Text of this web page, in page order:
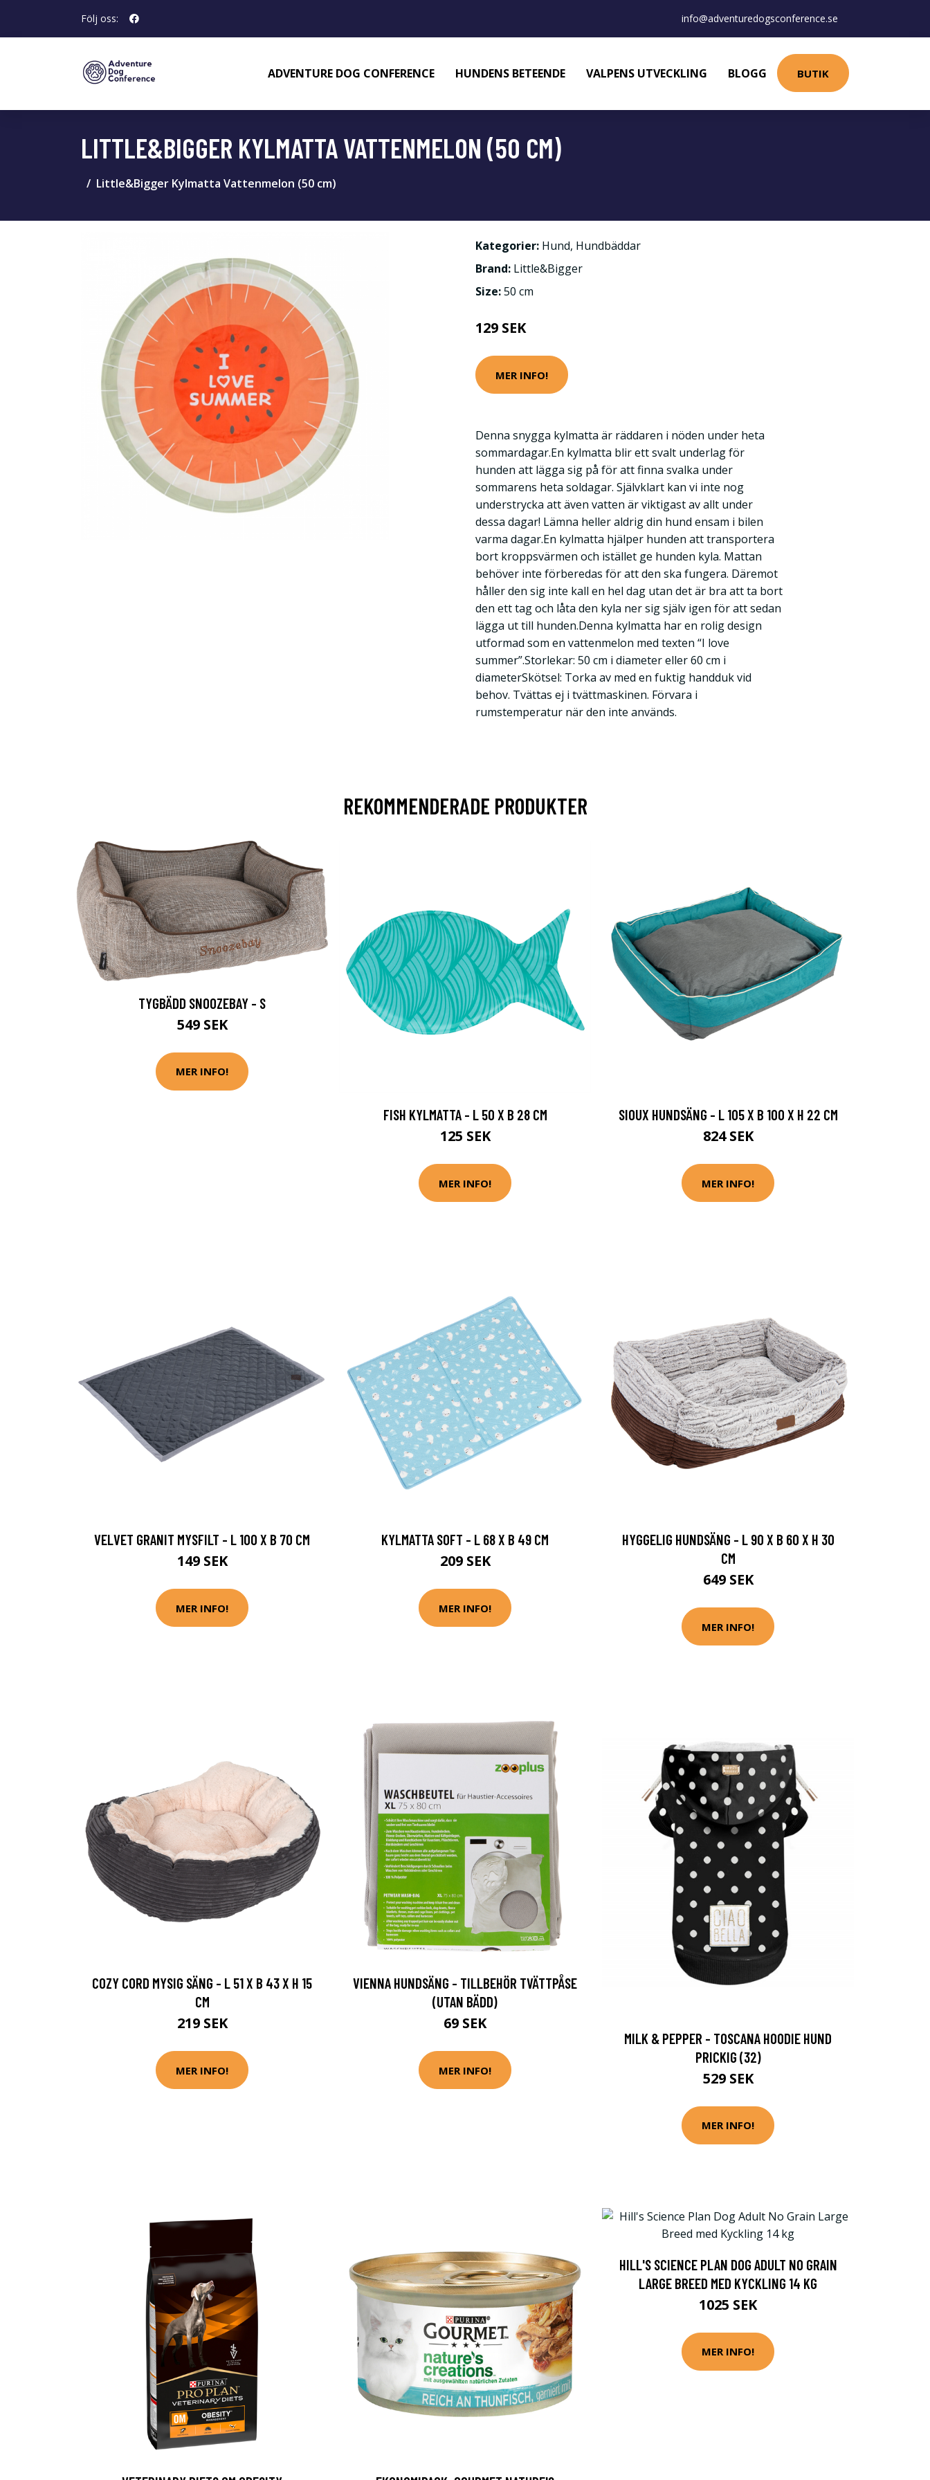
Följ oss: info@adventuredogsconference.se
ADVENTURE DOG CONFERENCE HUNDENS BETEENDE VALPENS UTVECKLING BLOGG BUTIK
LITTLE&BIGGER KYLMATTA VATTENMELON (50 CM)
Little&Bigger Kylmatta Vattenmelon (50 cm)
Kategorier: Hund, Hundbäddar
Brand: Little&Bigger
Size:50 cm
129 SEK
MER INFO!
Denna snygga kylmatta är räddaren i nöden under heta
sommardagar.En kylmatta blir ett svalt underlag för
hunden att lägga sig på för att finna svalka under
sommarens heta soldagar. Självklart kan vi inte nog
understrycka att även vatten är viktigast av allt under
dessa dagar! Lämna heller aldrig din hund ensam i bilen
varma dagar.En kylmatta hjälper hunden att transportera
bort kroppsvärmen och istället ge hunden kyla. Mattan
behöver inte förberedas för att den ska fungera. Däremot
håller den sig inte kall en hel dag utan det är bra att ta bort
den ett tag och låta den kyla ner sig själv igen för att sedan
lägga ut till hunden.Denna kylmatta har en rolig design
utformad som en vattenmelon med texten “I love
summer”.Storlekar: 50 cm i diameter eller 60 cm i
diameterSkötsel: Torka av med en fuktig handduk vid
behov. Tvättas ej i tvättmaskinen. Förvara i
rumstemperatur när den inte används.
REKOMMENDERADE PRODUKTER
TYGBÄDD SNOOZEBAY - S
549 SEK
MER INFO!
FISH KYLMATTA - L 50 X B 28 CM
125 SEK
MER INFO!
SIOUX HUNDSÄNG - L 105 X B 100 X H 22 CM
824 SEK
MER INFO!
VELVET GRANIT MYSFILT - L 100 X B 70 CM
149 SEK
MER INFO!
KYLMATTA SOFT - L 68 X B 49 CM
209 SEK
MER INFO!
HYGGELIG HUNDSÄNG - L 90 X B 60 X H 30
CM
649 SEK
MER INFO!
COZY CORD MYSIG SÄNG - L 51 X B 43 X H 15
CM
219 SEK
MER INFO!
VIENNA HUNDSÄNG - TILLBEHÖR TVÄTTPÅSE
(UTAN BÄDD)
69 SEK
MER INFO!
MILK & PEPPER - TOSCANA HOODIE HUND
PRICKIG (32)
529 SEK
MER INFO!
HILL'S SCIENCE PLAN DOG ADULT NO GRAIN
LARGE BREED MED KYCKLING 14 KG
1025 SEK
MER INFO!